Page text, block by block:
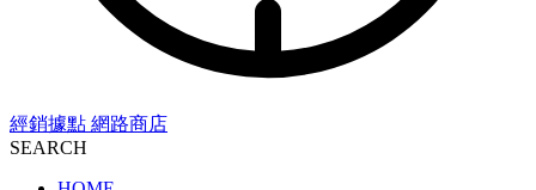
經銷據點 網路商店
SEARCH